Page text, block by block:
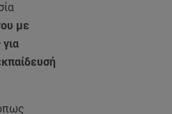
με